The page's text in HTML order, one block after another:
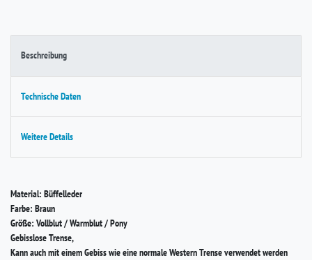
Beschreibung
Technische Daten
Weitere Details
Material: Büffelleder
Farbe: Braun
Größe: Vollblut / Warmblut / Pony
Gebisslose Trense,
Kann auch mit einem Gebiss wie eine normale Western Trense verwendet werden